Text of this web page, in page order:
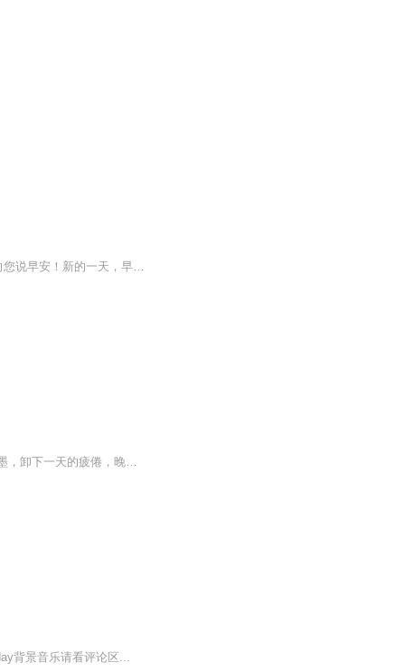
书籍信息：早安·姝语内容重点：用声音点亮文字，用声音点亮幸福，这里是早安·姝语每天向您说早安！新的一天，早安加油！2023我们不见不散！推荐人群：这里是早安·姝语～励志语录，正能量满满，适合收听➕订阅哦！让我们一起走进2023，陪伴2023，成长202...
睁开双眼，阳光透过窗帘，耳边响起早安的问候，你依然在我身边，空气如此新鲜。天空如墨，卸下一天的疲倦，晚安的关怀缱绻耳边，便又是是美好的一整天！
背景音乐请看评论区...